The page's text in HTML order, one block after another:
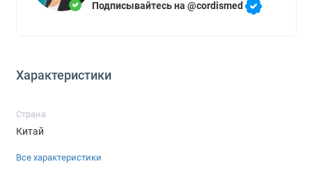
Подписывайтесь на @cordismed
Характеристики
Страна
Китай
Все характеристики